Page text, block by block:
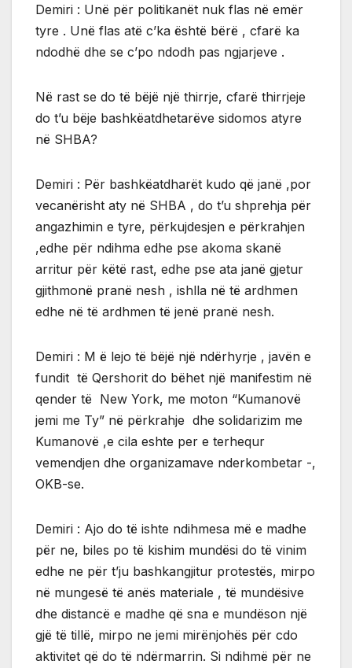
Demiri : Unë për politikanët nuk flas në emër
tyre . Unë flas atë c’ka është bërë , cfarë ka
ndodhë dhe se c’po ndodh pas ngjarjeve .
Në rast se do të bëjë një thirrje, cfarë thirrjeje
do t’u bëje bashkëatdhetarëve sidomos atyre
në SHBA?
Demiri : Për bashkëatdharët kudo që janë ,por
vecanërisht aty në SHBA , do t’u shprehja për
angazhimin e tyre, përkujdesjen e përkrahjen
,edhe për ndihma edhe pse akoma skanë
arritur për këtë rast, edhe pse ata janë gjetur
gjithmonë pranë nesh , ishlla në të ardhmen
edhe në të ardhmen të jenë pranë nesh.
Demiri : M ë lejo të bëjë një ndërhyrje , javën e
fundit të Qershorit do bëhet një manifestim në
qender të New York, me moton “Kumanovë
jemi me Ty” në përkrahje dhe solidarizim me
Kumanovë ,e cila eshte per e terhequr
vemendjen dhe organizamave nderkombetar -,
OKB-se.
Demiri : Ajo do të ishte ndihmesa më e madhe
për ne, biles po të kishim mundësi do të vinim
edhe ne për t’ju bashkangjitur protestës, mirpo
në mungesë të anës materiale , të mundësive
dhe distancë e madhe që sna e mundëson një
gjë të tillë, mirpo ne jemi mirënjohës për cdo
aktivitet që do të ndërmarrin. Si ndihmë për ne